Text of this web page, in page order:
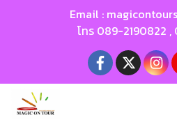
Email :
โทร 089-2190822 ,